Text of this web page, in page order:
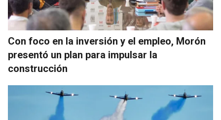
Con foco en la inversión y el empleo, Morón
presentó un plan para impulsar la
construcción